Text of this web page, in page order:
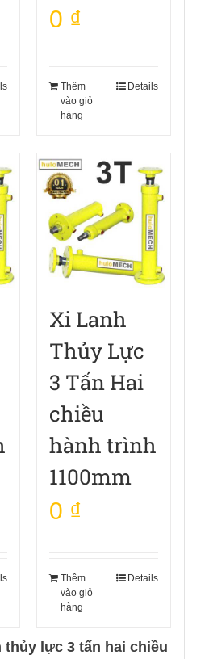
0 ₫
Thêm
vào giỏ
hàng
Details
Xi Lanh
Thủy Lực
3 Tấn Hai
chiều
hành trình
1100mm
0 ₫
Thêm
vào giỏ
hàng
Details
thủy lực 3 tấn hai chiều